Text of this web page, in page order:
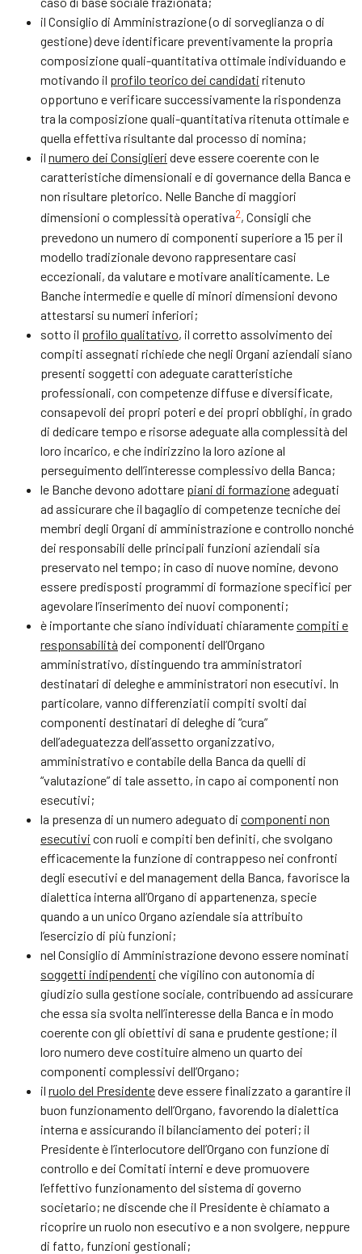
il Consiglio di Amministrazione (o di sorveglianza o di
gestione) deve identificare preventivamente la propria
composizione quali-quantitativa ottimale individuando e
motivando il profilo teorico dei candidati ritenuto
opportuno e verificare successivamente la rispondenza
tra la composizione quali-quantitativa ritenuta ottimale e
quella effettiva risultante dal processo di nomina;
il numero dei Consiglieri deve essere coerente con le
caratteristiche dimensionali e di governance della Banca e
non risultare pletorico. Nelle Banche di maggiori
dimensioni o complessità operativa2, Consigli che
prevedono un numero di componenti superiore a 15 per il
modello tradizionale devono rappresentare casi
eccezionali, da valutare e motivare analiticamente. Le
Banche intermedie e quelle di minori dimensioni devono
attestarsi su numeri inferiori;
sotto il profilo qualitativo, il corretto assolvimento dei
compiti assegnati richiede che negli Organi aziendali siano
presenti soggetti con adeguate caratteristiche
professionali, con competenze diffuse e diversificate,
consapevoli dei propri poteri e dei propri obblighi, in grado
di dedicare tempo e risorse adeguate alla complessità del
loro incarico, e che indirizzino la loro azione al
perseguimento dell’interesse complessivo della Banca;
le Banche devono adottare piani di formazioneadeguati
ad assicurare che il bagaglio di competenze tecniche dei
membri degli Organi di amministrazione e controllo nonché
dei responsabili delle principali funzioni aziendali sia
preservato nel tempo; in caso di nuove nomine, devono
essere predisposti programmi di formazione specifici per
agevolare l’inserimento dei nuovi componenti;
è importante che siano individuati chiaramentecompiti e
responsabilità dei componenti dell’Organo
amministrativo, distinguendo tra amministratori
destinatari di deleghe e amministratori non esecutivi. In
particolare, vanno differenziatii compiti svolti dai
componenti destinatari di deleghe di “cura”
dell’adeguatezza dell’assetto organizzativo,
amministrativo e contabile della Banca da quelli di
“valutazione” di tale assetto, in capo ai componenti non
esecutivi;
la presenza di un numero adeguato di componenti non
esecutivi con ruoli e compiti ben definiti, che svolgano
efficacemente la funzione di contrappeso nei confronti
degli esecutivi e del management della Banca, favorisce la
dialettica interna all’Organo di appartenenza, specie
quando a un unico Organo aziendale sia attribuito
l’esercizio di più funzioni;
nel Consiglio di Amministrazione devono essere nominati
soggetti indipendenti che vigilino con autonomia di
giudizio sulla gestione sociale, contribuendo ad assicurare
che essa sia svolta nell’interesse della Banca e in modo
coerente con gli obiettivi di sana e prudente gestione; il
loro numero deve costituire almeno un quarto dei
componenti complessivi dell’Organo;
il ruolo del Presidentedeve essere finalizzato a garantire il
buon funzionamento dell’Organo, favorendo la dialettica
interna e assicurando il bilanciamento dei poteri; il
Presidente è l’interlocutore dell’Organo con funzione di
controllo e dei Comitati interni e deve promuovere
l’effettivo funzionamento del sistema di governo
societario; ne discende che il Presidente è chiamato a
ricoprire un ruolo non esecutivo e a non svolgere, neppure
di fatto, funzioni gestionali;